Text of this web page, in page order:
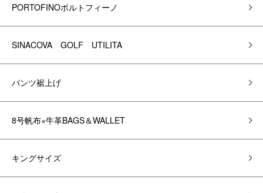
PORTOFINOポルトフィーノ
SINACOVA GOLF UTILITA
パンツ裾上げ
8号帆布×牛革BAGS＆WALLET
キングサイズ